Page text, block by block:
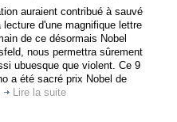
auraient contribué à sauvé
d'une magnifique lettre
de ce désormais Nobel
nous permettra sûrement
ubuesque que violent. Ce 9
a été sacré prix Nobel de
Lire la suite